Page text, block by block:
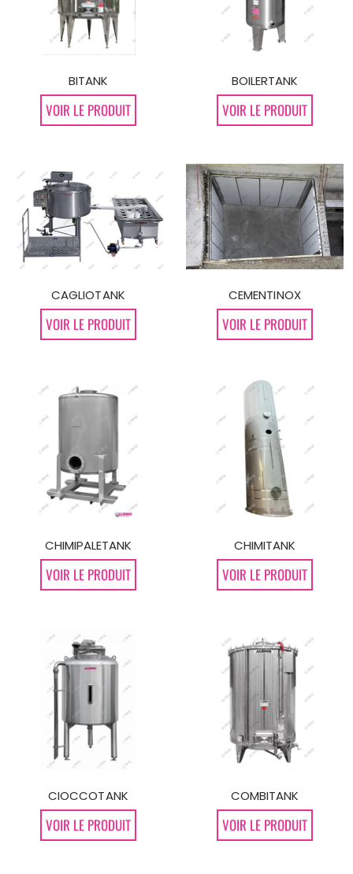
BITANK
VOIR LE PRODUIT
BOILERTANK
VOIR LE PRODUIT
CAGLIOTANK
VOIR LE PRODUIT
CEMENTINOX
VOIR LE PRODUIT
CHIMIPALETANK
VOIR LE PRODUIT
CHIMITANK
VOIR LE PRODUIT
CIOCCOTANK
VOIR LE PRODUIT
COMBITANK
VOIR LE PRODUIT